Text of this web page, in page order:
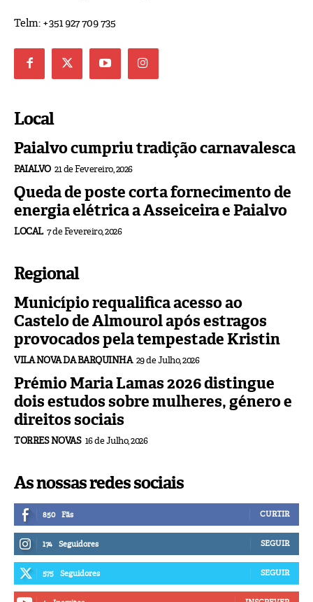
Telm: +351 927 709 735
Local
Paialvo cumpriu tradição carnavalesca
PAIALVO 21 de Fevereiro, 2026
Queda de poste corta fornecimento de
energia elétrica a Asseiceira e Paialvo
LOCAL 7 de Fevereiro, 2026
Regional
Município requalifica acesso ao
Castelo de Almourol após estragos
provocados pela tempestade Kristin
VILA NOVA DA BARQUINHA 29 de Julho, 2026
Prémio Maria Lamas 2026 distingue
dois estudos sobre mulheres, género e
direitos sociais
TORRES NOVAS 16 de Julho, 2026
As nossas redes sociais
850 Fãs CURTIR
174 Seguidores SEGUIR
575 Seguidores SEGUIR